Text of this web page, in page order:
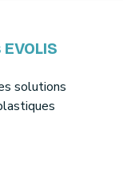
solutions